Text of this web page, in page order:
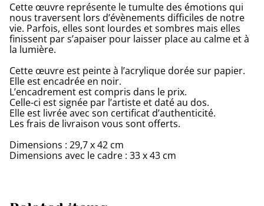
Cette œuvre représente le tumulte des émotions qui
nous traversent lors d’évènements difficiles de notre
vie. Parfois, elles sont lourdes et sombres mais elles
finissent par s’apaiser pour laisser place au calme et à
la lumière.
Cette œuvre est peinte à l’acrylique dorée sur papier.
Elle est encadrée en noir.
L’encadrement est compris dans le prix.
Celle-ci est signée par l’artiste et daté au dos.
Elle est livrée avec son certificat d’authenticité.
Les frais de livraison vous sont offerts.
Dimensions : 29,7 x 42 cm
Dimensions avec le cadre : 33 x 43 cm